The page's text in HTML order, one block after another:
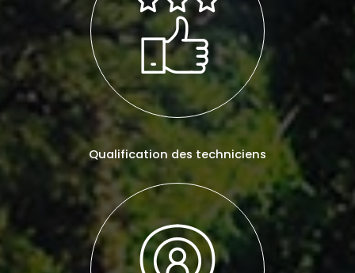
Qualification des techniciens